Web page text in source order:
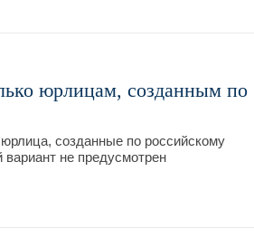
юрлицам, созданным по
созданные по российскому
не предусмотрен